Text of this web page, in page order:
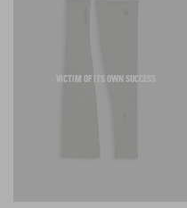
VICTIM OF ITS OWN SUCCESS